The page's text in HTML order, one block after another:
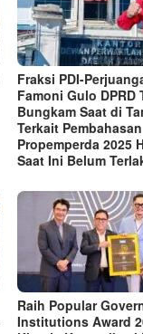
Fraksi PDI-
Famoni Gulo DPRD
Bungkam Saat di
Terkait Pembahasan
Propemperda 2025
Saat Ini Belum
Raih Popular
Institutions Award